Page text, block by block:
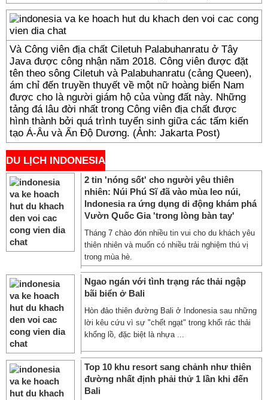
Và Công viên địa chất Ciletuh Palabuhanratu ở Tây
Java được công nhận năm 2018. Công viên được đặt
tên theo sông Ciletuh và Palabuhanratu (cảng Queen),
ám chỉ đến truyền thuyết về một nữ hoàng biển Nam
được cho là người giám hộ của vùng đất này. Những
tảng đá lâu đời nhất trong Công viên địa chất được
hình thành bởi quá trình tuyển sinh giữa các tấm kiến
tạo Á-Âu và Ấn Độ Dương. (Ảnh: Jakarta Post)
DU LỊCH INDONESIA
2 tin 'nóng sốt' cho người yêu thiên
nhiên: Núi Phú Sĩ đã vào mùa leo núi,
Indonesia ra ứng dụng di động khám phá
Vườn Quốc Gia 'trong lòng bàn tay'
Tháng 7 chào đón nhiều tin vui cho du khách yêu
thiên nhiên và muốn có nhiều trải nghiệm thú vị
trong mùa hè.
Ngao ngán với tình trạng rác thải ngập
bãi biển ở Bali
Hòn đảo thiên đường Bali ở Indonesia sau những
lời kêu cứu vì sự "chết ngạt" trong khối rác thải
khổng lồ, đặc biệt là nhựa ...
Top 10 khu resort sang chảnh như thiên
đường nhất định phải thử 1 lần khi đến
Bali